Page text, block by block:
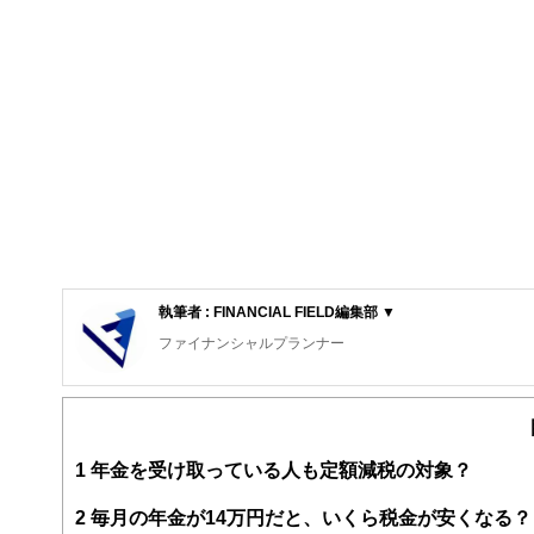
執筆者 : FINANCIAL FIELD編集部 ▼
ファイナンシャルプランナー
FinancialField編集部は、金融、経済に関する記事を、日
案から記事掲載まですべての工程に関わることで、読者目
FinancialFieldの特徴は、ファイナンシャルプランナー
ー、公認会計士、社会保険労務士、行政書士、投資アナ
1 年金を受け取っている人も定額減税の対象？
2 毎月の年金が14万円だと、いくら税金が安くなる？